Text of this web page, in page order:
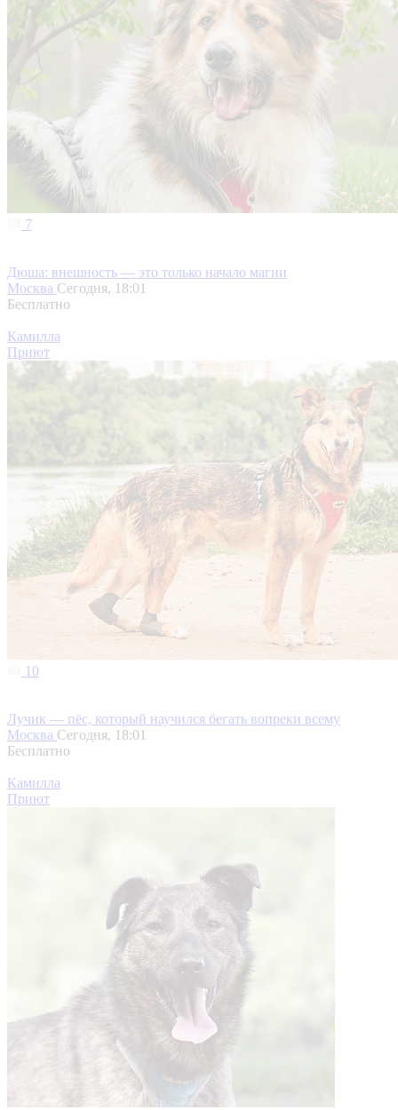
7
Дюша: внешность — это только начало магии
Москва Сегодня, 18:01
Бесплатно
Камилла
Приют
10
Лучик — пёс, который научился бегать вопреки всему
Москва Сегодня, 18:01
Бесплатно
Камилла
Приют